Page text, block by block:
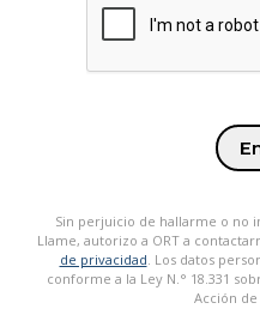
Sin perjuicio de hallarme o no
Llame, autorizo a ORT a
de privacidad. Los datos
conforme a la Ley N.° 18.331
Acción de